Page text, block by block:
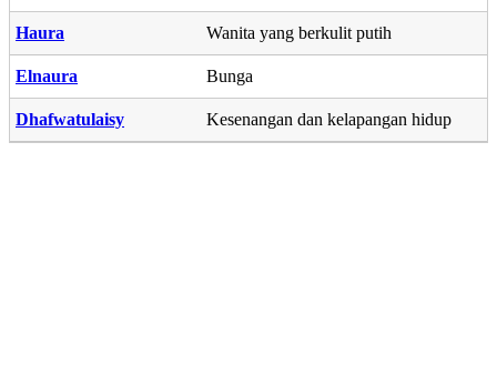
Haura Wanita yang berkulit putih
Elnaura Bunga
Dhafwatulaisy Kesenangan dan kelapangan hidup